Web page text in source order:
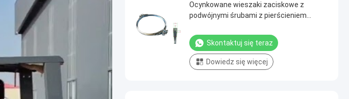
Ocynkowane wieszaki zaciskowe z
podwójnymi śrubami z pierścieniem
Skontaktuj się teraz
Dowiedz się więcej